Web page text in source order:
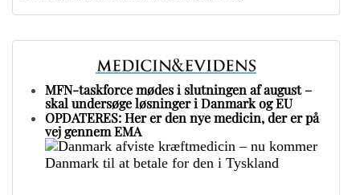
MFN-taskforce mødes i slutningen af august –
skal undersøge løsninger i Danmark og EU
OPDATERES: Her er den nye medicin, der er på
vej gennem EMA